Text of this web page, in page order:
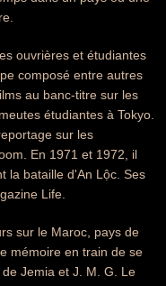
ouvrières et étudiantes
composé entre autres
au banc-titre sur les
étudiantes à Tokyo.
sur les
En 1971 et 1972, il
la bataille d'An Lộc. Ses
Life.
sur le Maroc, pays de
mémoire en train de se
Jemia et J. M. G. Le